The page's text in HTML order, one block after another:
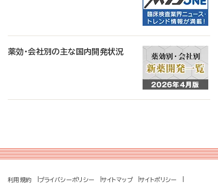
薬効・会社別の主な国内開発状況
利用規約 プライバシーポリシー サイトマップ サイトポリシー